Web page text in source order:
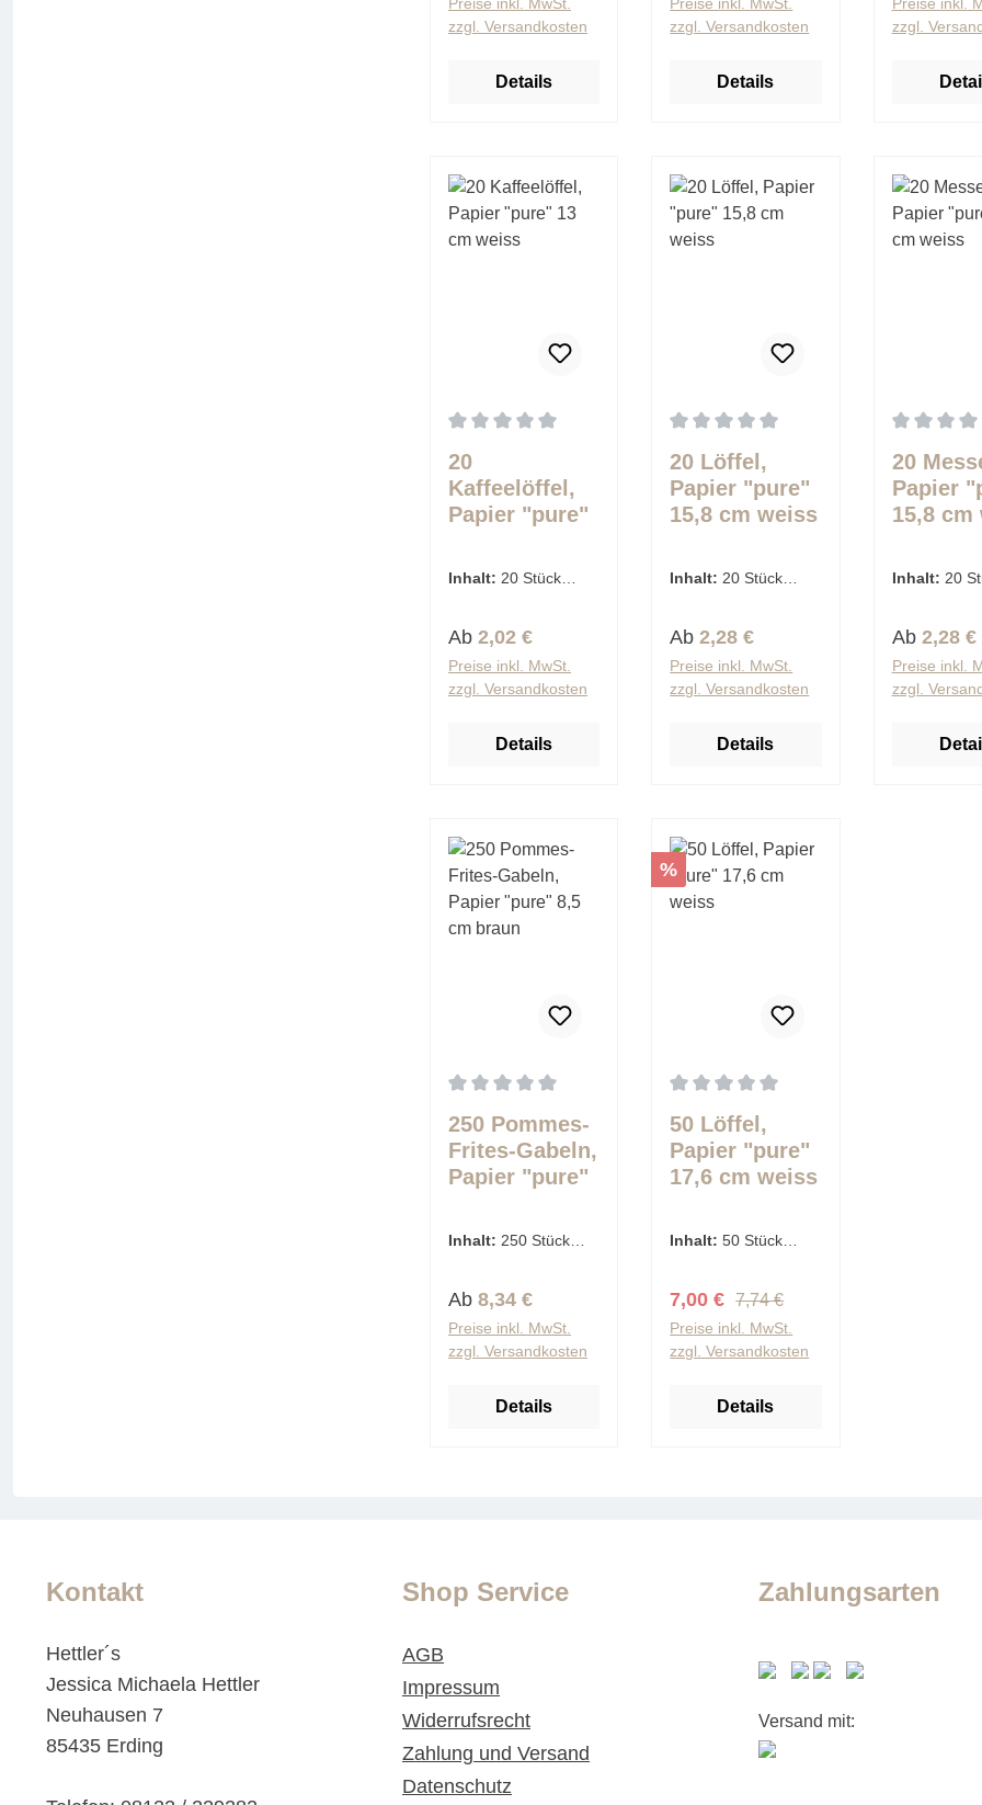
zzgl. Versandkosten
Details
zzgl. Versandkosten
Details
zzgl.
20
Kaffeelöffel,
Papier "pure"
Inhalt: 20 Stück
Regulärer Preis:
Ab 2,02 €
Preise inkl. MwSt.
zzgl. Versandkosten
Details
20 Löffel,
Papier "pure"
15,8 cm weiss
Inhalt: 20 Stück
Regulärer Preis:
Ab2,28 €
Preise inkl. MwSt.
zzgl. Versandkosten
Details
20
Papier
15,8 cm
Inhalt: 20
Regulärer
Ab 2,28 €
Preise inkl.
zzgl.
250 Pommes-
Frites-Gabeln,
Papier "pure"
Inhalt: 250 Stück
Regulärer Preis:
Ab 8,34 €
Preise inkl. MwSt.
zzgl. Versandkosten
Details
Rabatt
%
50 Löffel,
Papier "pure"
17,6 cm weiss
Inhalt:50 Stück
Verkaufspreis:
7,00 € Regulärer Preis:
7,74 €
Preise inkl. MwSt.
zzgl. Versandkosten
Details
Kontakt
Hettler´s
Jessica Michaela Hettler
Neuhausen 7
85435 Erding
Shop Service
AGB
Impressum
Widerrufsrecht
Zahlung und Versand
Datenschutz
Zahlungsarten
Versand mit: